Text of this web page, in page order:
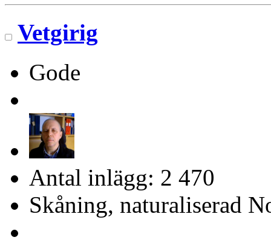
Vetgirig
Gode
Antal inlägg: 2 470
Skåning, naturaliserad